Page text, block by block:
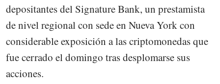
depositantes del Signature Bank, un prestamista
de nivel regional con sede en Nueva York con
considerable exposición a las criptomonedas que
fue cerrado el domingo tras desplomarse sus
acciones.